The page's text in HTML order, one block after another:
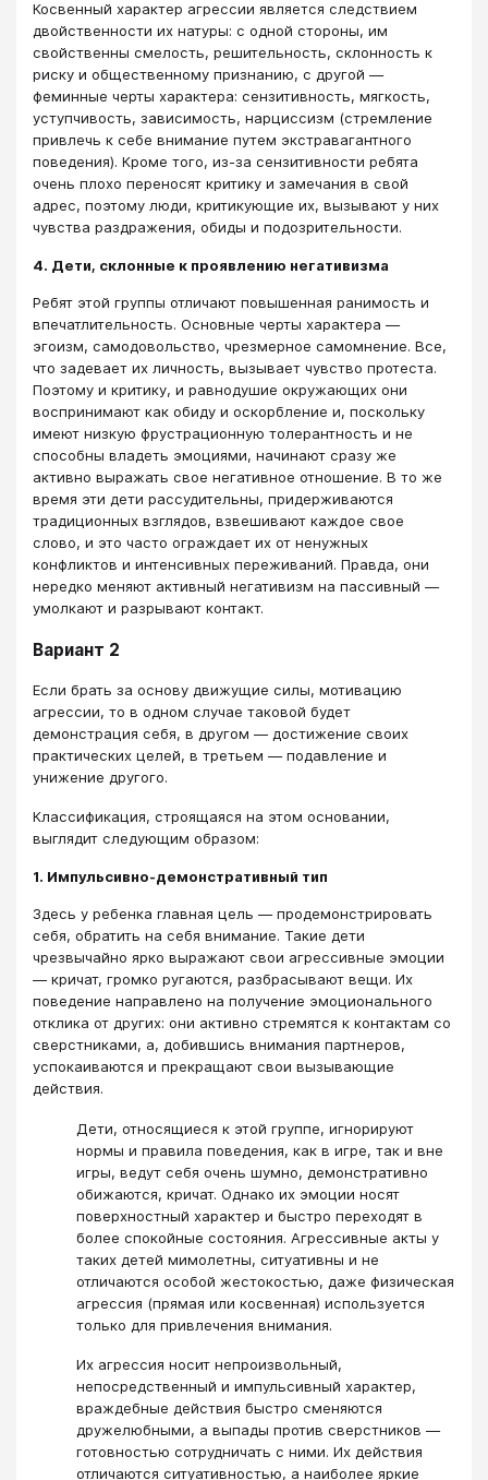
Косвенный характер агрессии является следствием
двойственности их натуры: с одной стороны, им
свойственны смелость, решительность, склонность к
риску и общественному признанию, с другой —
феминные черты характера: сензитивность, мягкость,
уступчивость, зависимость, нарциссизм (стремление
привлечь к себе внимание путем экстравагантного
поведения). Кроме того, из-за сензитивности ребята
очень плохо переносят критику и замечания в свой
адрес, поэтому люди, критикующие их, вызывают у них
чувства раздражения, обиды и подозрительности.
4. Дети, склонные к проявлению негативизма
Ребят этой группы отличают повышенная ранимость и
впечатлительность. Основные черты характера —
эгоизм, самодовольство, чрезмерное самомнение. Все,
что задевает их личность, вызывает чувство протеста.
Поэтому и критику, и равнодушие окружающих они
воспринимают как обиду и оскорбление и, поскольку
имеют низкую фрустрационную толерантность и не
способны владеть эмоциями, начинают сразу же
активно выражать свое негативное отношение. В то же
время эти дети рассудительны, придерживаются
традиционных взглядов, взвешивают каждое свое
слово, и это часто ограждает их от ненужных
конфликтов и интенсивных переживаний. Правда, они
нередко меняют активный негативизм на пассивный —
умолкают и разрывают контакт.
Вариант 2
Если брать за основу движущие силы, мотивацию
агрессии, то в одном случае таковой будет
демонстрация себя, в другом — достижение своих
практических целей, в третьем — подавление и
унижение другого.
Классификация, строящаяся на этом основании,
выглядит следующим образом:
1. Импульсивно-демонстративный тип
Здесь у ребенка главная цель — продемонстрировать
себя, обратить на себя внимание. Такие дети
чрезвычайно ярко выражают свои агрессивные эмоции
— кричат, громко ругаются, разбрасывают вещи. Их
поведение направлено на получение эмоционального
отклика от других: они активно стремятся к контактам со
сверстниками, а, добившись внимания партнеров,
успокаиваются и прекращают свои вызывающие
действия.
Дети, относящиеся к этой группе, игнорируют
нормы и правила поведения, как в игре, так и вне
игры, ведут себя очень шумно, демонстративно
обижаются, кричат. Однако их эмоции носят
поверхностный характер и быстро переходят в
более спокойные состояния. Агрессивные акты у
таких детей мимолетны, ситуативны и не
отличаются особой жестокостью, даже физическая
агрессия (прямая или косвенная) используется
только для привлечения внимания.
Их агрессия носит непроизвольный,
непосредственный и импульсивный характер,
враждебные действия быстро сменяются
дружелюбными, а выпады против сверстников —
готовностью сотрудничать с ними. Их действия
отличаются ситуативностью, а наиболее яркие